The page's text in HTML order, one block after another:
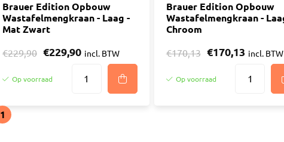
Brauer Edition Opbouw
Wastafelmengkraan - Laag -
Mat Zwart
€229,90 €229,90 incl. BTW
Op voorraad
Brauer Edition Opbouw
Wastafelmengkraan -
Chroom
€170,13 €170,13 incl. BTW
Op voorraad
1